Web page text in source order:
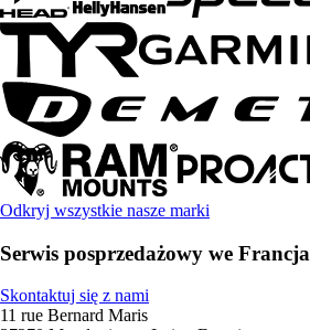
Odkryj wszystkie nasze marki
Serwis posprzedażowy we Francja
Skontaktuj się z nami
11 rue Bernard Maris